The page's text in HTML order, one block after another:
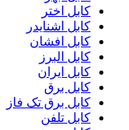
کابل اختر
کابل اشنایدر
کابل افشان
کابل البرز
کابل ایران
کابل برق
کابل برق تک فاز
کابل تلفن